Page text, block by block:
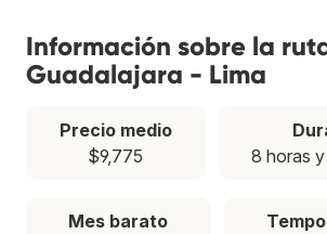
Información sobre la
Guadalajara - Lima
Precio medio
$9,775
8 horas
Mes barato